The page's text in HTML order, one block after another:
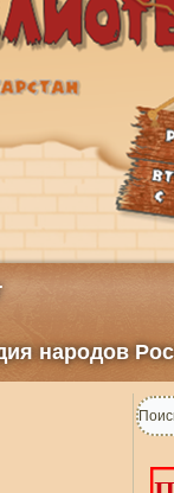
народов